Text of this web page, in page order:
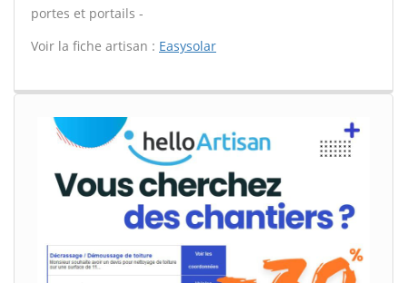
portes et portails -
Voir la fiche artisan : Easysolar